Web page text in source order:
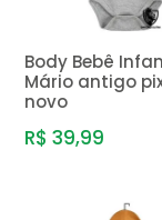
Body Bebê
Mário antigo
novo
R$ 39,99